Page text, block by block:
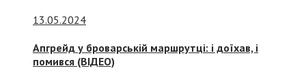
13.05.2024
Апгрейд у броварській маршрутці: і доїхав, і
помився (ВІДЕО)